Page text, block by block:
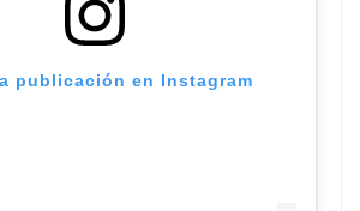
publicación en Instagram